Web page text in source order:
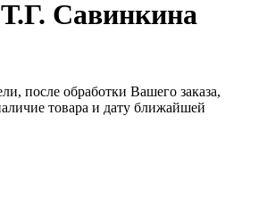
Савинкина
после обработки Вашего заказа,
товара и дату ближайшей